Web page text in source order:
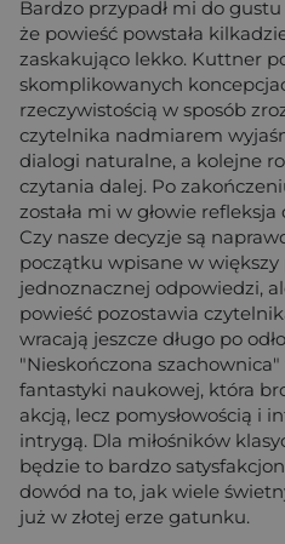
Bardzo przypadł mi do
że powieść powstała
zaskakująco lekko. Kuttner
skomplikowanych
rzeczywistością w sposób
czytelnika nadmiarem
dialogi naturalne, a kolejne
czytania dalej. Po
została mi w głowie
Czy nasze decyzje są
początku wpisane w
jednoznacznej odpowiedzi,
powieść pozostawia
wracają jeszcze długo po
"Nieskończona
fantastyki naukowej, która
akcją, lecz pomysłowością i
intrygą. Dla miłośników
będzie to bardzo
dowód na to, jak wiele
już w złotej erze gatunku.